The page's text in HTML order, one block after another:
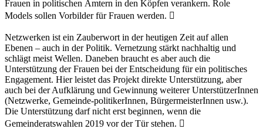
Frauen in politischen Ämtern in den Köpfen verankern. Role
Models sollen Vorbilder für Frauen werden. 
Netzwerken ist ein Zauberwort in der heutigen Zeit auf allen
Ebenen – auch in der Politik. Vernetzung stärkt nachhaltig und
schlägt meist Wellen. Daneben braucht es aber auch die
Unterstützung der Frauen bei der Entscheidung für ein politisches
Engagement. Hier leistet das Projekt direkte Unterstützung, aber
auch bei der Aufklärung und Gewinnung weiterer UnterstützerInnen
(Netzwerke, Gemeinde-politikerInnen, BürgermeisterInnen usw.).
Die Unterstützung darf nicht erst beginnen, wenn die
Gemeinderatswahlen 2019 vor der Tür stehen. 